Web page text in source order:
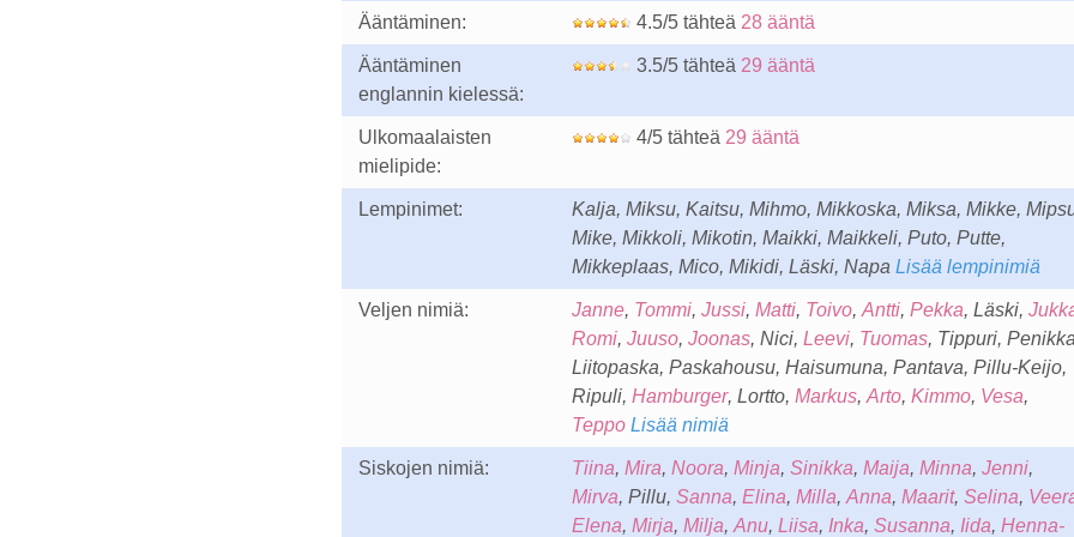
Ääntäminen: 4.5/5 tähteä 28 ääntä
Ääntäminen
englannin kielessä:
3.5/5 tähteä 29 ääntä
Ulkomaalaisten
mielipide:
4/5 tähteä 29 ääntä
Lempinimet:
Kalja, Miksu, Kaitsu, Mihmo, Mikkoska, Miksa, Mikke,
Mike, Mikkoli, Mikotin, Maikki, Maikkeli, Puto, Putte,
Mikkeplaas, Mico, Mikidi, Läski, Napa Lisää lempinimiä
Veljen nimiä: Janne, Tommi, Jussi, Matti, Toivo, Antti, Pekka, Läski,
Romi, Juuso, Joonas, Nici, Leevi, Tuomas, Tippuri,
Liitopaska, Paskahousu, Haisumuna, Pantava, Pillu-Keijo,
Ripuli, Hamburger, Lortto, Markus, Arto, Kimmo, Vesa,
Teppo Lisää nimiä
Siskojen nimiä: Tiina, Mira, Noora, Minja, Sinikka, Maija, Minna, Jenni,
Mirva, Pillu, Sanna, Elina, Milla, Anna, Maarit, Selina,
Elena, Mirja, Milja, Anu, Liisa, Inka, Susanna, Iida, Henna-